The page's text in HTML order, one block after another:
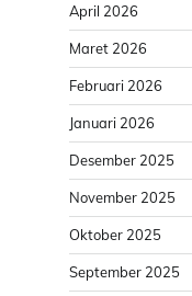
April 2026
Maret 2026
Februari 2026
Januari 2026
Desember 2025
November 2025
Oktober 2025
September 2025